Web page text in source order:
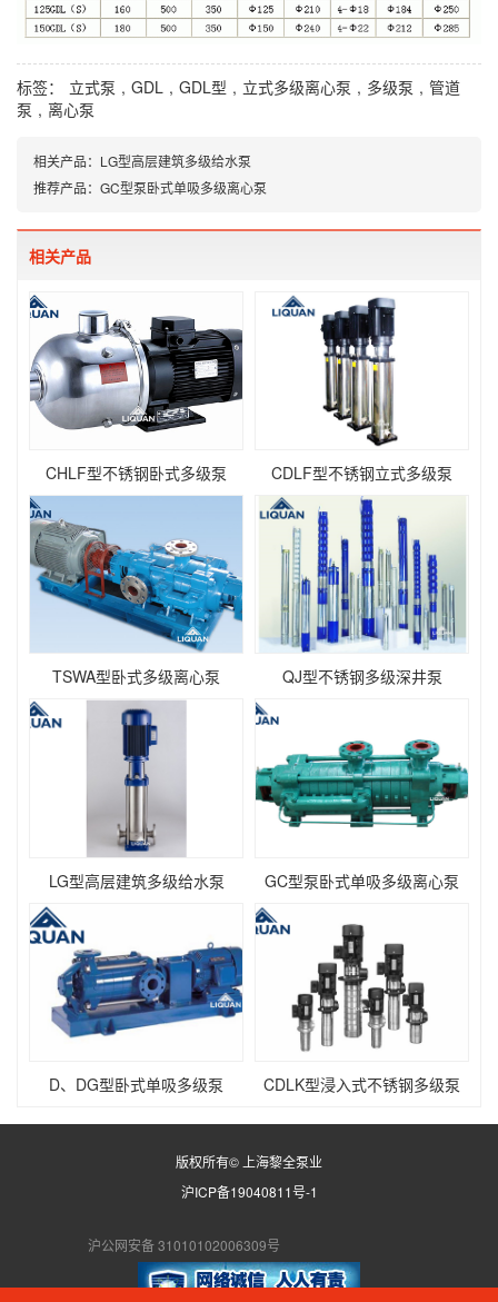
标签： 立式泵 , GDL , GDL型 , 立式多级离心泵 , 多级泵 , 管道
泵 , 离心泵
相关产品： LG型高层建筑多级给水泵
推荐产品： GC型泵卧式单吸多级离心泵
相关产品
CHLF型不锈钢卧式多级泵 CDLF型不锈钢立式多级泵
TSWA型卧式多级离心泵 QJ型不锈钢多级深井泵
LG型高层建筑多级给水泵 GC型泵卧式单吸多级离心泵
D、DG型卧式单吸多级泵 CDLK型浸入式不锈钢多级泵
版权所有© 上海黎全泵业
沪ICP备19040811号-1
沪公网安备 31010102006309号